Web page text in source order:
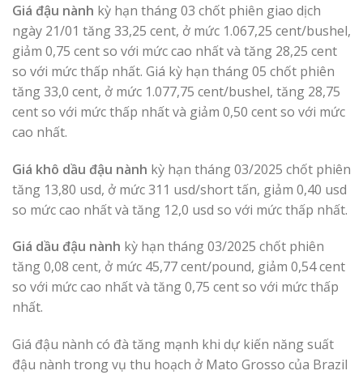
Giá đậu nành kỳ hạn tháng 03 chốt phiên giao dịch
ngày 21/01 tăng 33,25 cent, ở mức 1.067,25 cent/bushel,
giảm 0,75 cent so với mức cao nhất và tăng 28,25 cent
so với mức thấp nhất. Giá kỳ hạn tháng 05 chốt phiên
tăng 33,0 cent, ở mức 1.077,75 cent/bushel, tăng 28,75
cent so với mức thấp nhất và giảm 0,50 cent so với mức
cao nhất.
Giá khô dầu đậu nành kỳ hạn tháng 03/2025 chốt phiên
tăng 13,80 usd, ở mức 311 usd/short tấn, giảm 0,40 usd
so mức cao nhất và tăng 12,0 usd so với mức thấp nhất.
Giá dầu đậu nành kỳ hạn tháng 03/2025 chốt phiên
tăng 0,08 cent, ở mức 45,77 cent/pound, giảm 0,54 cent
so với mức cao nhất và tăng 0,75 cent so với mức thấp
nhất.
Giá đậu nành có đà tăng mạnh khi dự kiến năng suất
đậu nành trong vụ thu hoạch ở Mato Grosso của Brazil